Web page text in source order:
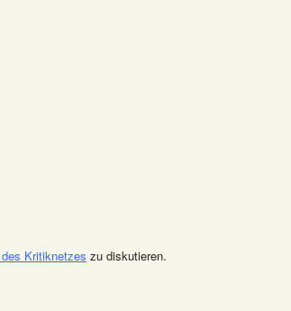
Kritiknetzes zu diskutieren.